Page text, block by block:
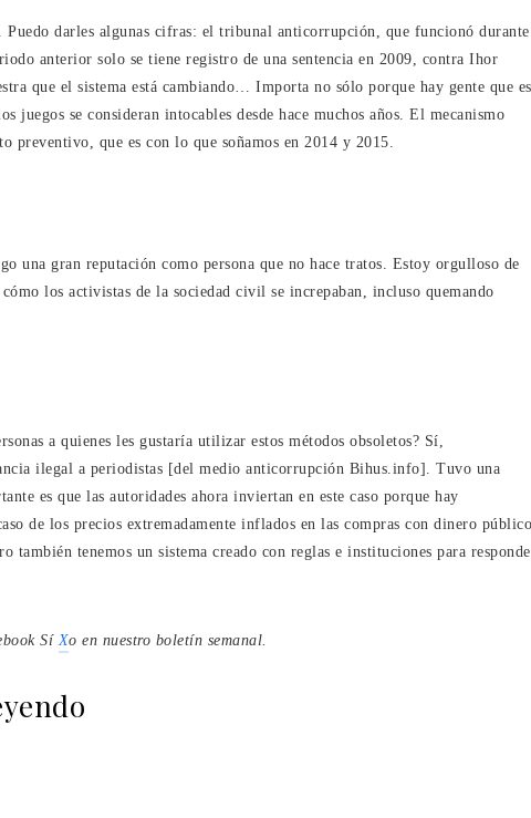
Puedo darles algunas cifras: el tribunal anticorrupción, que funcionó durante
anterior solo se tiene registro de una sentencia en 2009, contra Ihor
que el sistema está cambiando… Importa no sólo porque hay gente que
juegos se consideran intocables desde hace muchos años. El mecanismo
preventivo, que es con lo que soñamos en 2014 y 2015.
una gran reputación como persona que no hace tratos. Estoy orgulloso de
los activistas de la sociedad civil se increpaban, incluso quemando
a quienes les gustaría utilizar estos métodos obsoletos? Sí,
ilegal a periodistas [del medio anticorrupción Bihus.info]. Tuvo una
es que las autoridades ahora inviertan en este caso porque hay
de los precios extremadamente inflados en las compras con dinero
también tenemos un sistema creado con reglas e instituciones para
SíXo en nuestro boletín semanal.